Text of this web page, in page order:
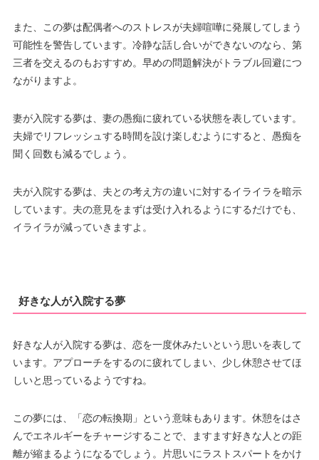
また、この夢は配偶者へのストレスが夫婦喧嘩に発展してしまう
可能性を警告しています。冷静な話し合いができないのなら、第
三者を交えるのもおすすめ。早めの問題解決がトラブル回避につ
ながりますよ。
妻が入院する夢は、妻の愚痴に疲れている状態を表しています。
夫婦でリフレッシュする時間を設け楽しむようにすると、愚痴を
聞く回数も減るでしょう。
夫が入院する夢は、夫との考え方の違いに対するイライラを暗示
しています。夫の意見をまずは受け入れるようにするだけでも、
イライラが減っていきますよ。
好きな人が入院する夢
好きな人が入院する夢は、恋を一度休みたいという思いを表して
います。アプローチをするのに疲れてしまい、少し休憩させてほ
しいと思っているようですね。
この夢には、「恋の転換期」という意味もあります。休憩をはさ
んでエネルギーをチャージすることで、ますます好きな人との距
離が縮まるようになるでしょう。片思いにラストスパートをかけ